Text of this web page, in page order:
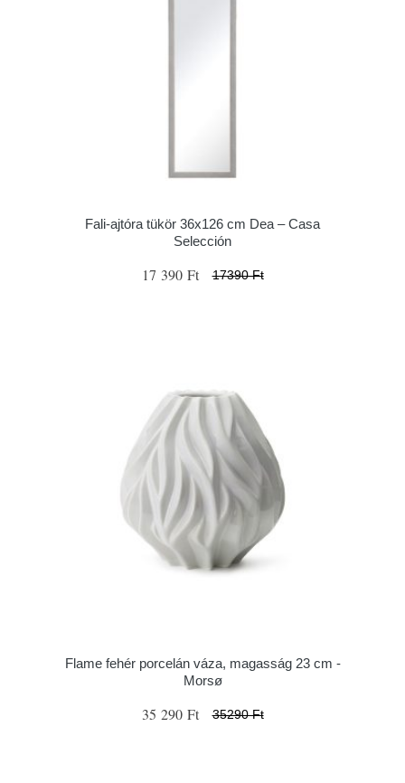
Fali-ajtóra tükör 36x126 cm Dea – Casa
Selección
17 390 Ft 17390 Ft
Flame fehér porcelán váza, magasság 23 cm -
Morsø
35 290 Ft 35290 Ft